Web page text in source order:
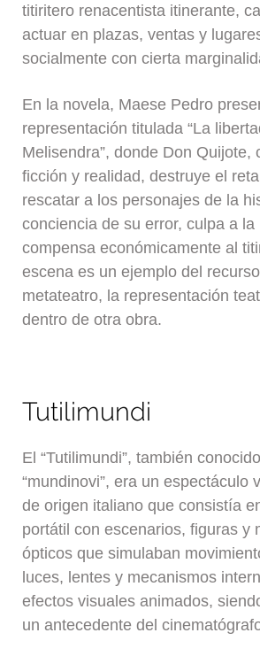
titiritero renacentista itinerante,
actuar en plazas, ventas y
socialmente con cierta
En la novela, Maese Pedro
representación titulada “La
Melisendra”, donde Don Quijote,
ficción y realidad, destruye el
rescatar a los personajes de la
conciencia de su error, culpa a
compensa económicamente al
escena es un ejemplo del
metateatro, la representación
dentro de otra obra.
Tutilimundi
El “Tutilimundi”, también
“mundinovi”, era un espectáculo
de origen italiano que consistía
portátil con escenarios, figuras y
ópticos que simulaban
luces, lentes y mecanismos
efectos visuales animados,
un antecedente del